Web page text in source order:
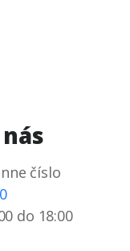
číslo
do 18:00